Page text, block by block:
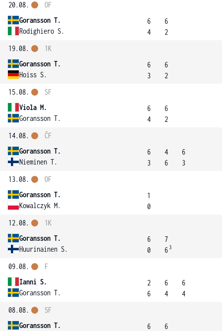
20.08.
Goransson T.
Rodighiero S.
OF
6
4
6
2
19.08.
Goransson T.
Hoiss S.
1K
6
3
6
2
15.08.
Viola M.
Goransson T.
SF
6
4
6
2
14.08.
Goransson T.
Nieminen T.
ČF
6
3
4
6
6
3
13.08.
Goransson T.
Kowalczyk M.
OF
1
0
12.08.
Goransson T.
Huurinainen S.
1K
6
0
7
6 3
09.08.
Ianni S.
Goransson T.
F
2
6
6
4
6
4
08.08.
Goransson T.
SF
6
6